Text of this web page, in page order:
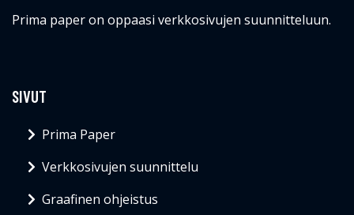
Prima paper on oppaasi verkkosivujen suunnitteluun.
SIVUT
Prima Paper
Verkkosivujen suunnittelu
Graafinen ohjeistus